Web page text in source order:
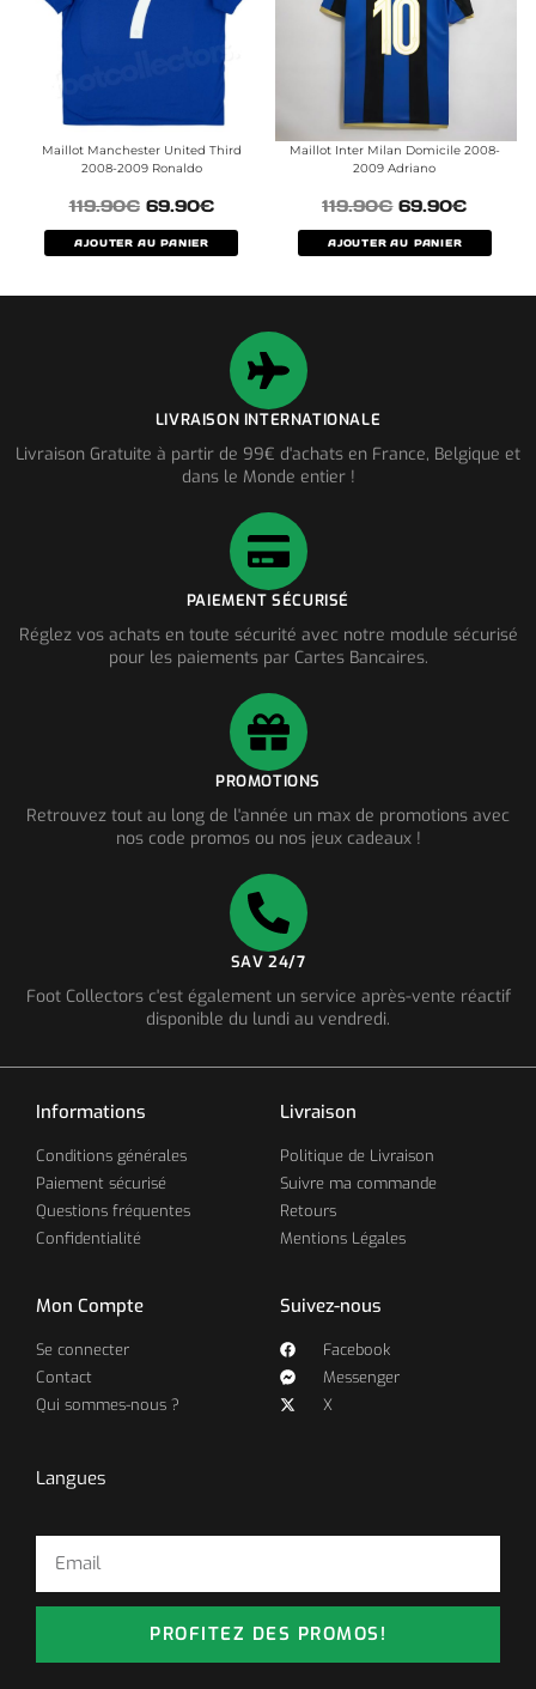
Maillot Manchester United Third
2008-2009 Ronaldo
119.90€ 69.90€
AJOUTER AU PANIER
Maillot Inter Milan Domicile 2008-
2009 Adriano
119.90€ 69.90€
AJOUTER AU PANIER
LIVRAISON INTERNATIONALE
Livraison Gratuite à partir de 99€ d'achats en France, Belgique et
dans le Monde entier !
PAIEMENT SÉCURISÉ
Réglez vos achats en toute sécurité avec notre module sécurisé
pour les paiements par Cartes Bancaires.
PROMOTIONS
Retrouvez tout au long de l'année un max de promotions avec
nos code promos ou nos jeux cadeaux !
SAV 24/7
Foot Collectors c'est également un service après-vente réactif
disponible du lundi au vendredi.
Informations
Conditions générales
Paiement sécurisé
Questions fréquentes
Confidentialité
Livraison
Politique de Livraison
Suivre ma commande
Retours
Mentions Légales
Mon Compte
Se connecter
Contact
Qui sommes-nous ?
Suivez-nous
Facebook
Messenger
X
Langues
PROFITEZ DES PROMOS!